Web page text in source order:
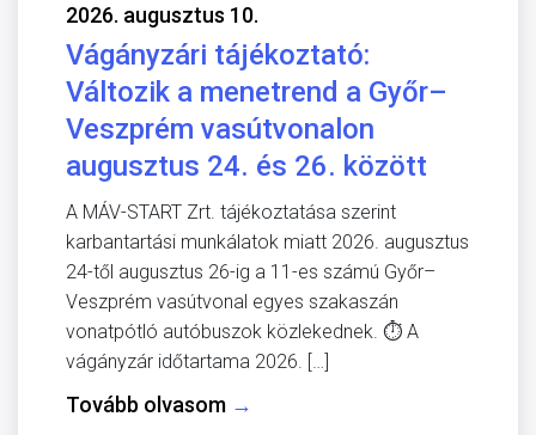
2026. augusztus 10.
Vágányzári tájékoztató:
Változik a menetrend a Győr–
Veszprém vasútvonalon
augusztus 24. és 26. között
A MÁV-START Zrt. tájékoztatása szerint
karbantartási munkálatok miatt 2026. augusztus
24-től augusztus 26-ig a 11-es számú Győr–
Veszprém vasútvonal egyes szakaszán
vonatpótló autóbuszok közlekednek. ⏱️ A
vágányzár időtartama 2026. […]
Tovább olvasom →